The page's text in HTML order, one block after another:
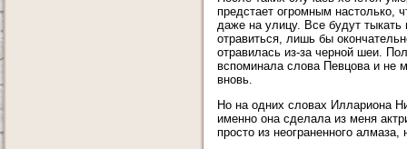
предстает огромным настолько,
даже на улицу. Все будут
отравиться, лишь бы
отравилась из-за черной шеи.
вспоминала слова Певцова и не
вновь.
Но на одних словах Иллариона
именно она сделала из меня
просто из неограненного алмаза,